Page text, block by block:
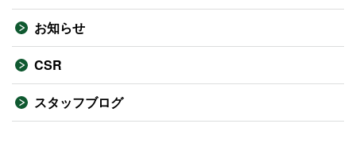
お知らせ
CSR
スタッフブログ